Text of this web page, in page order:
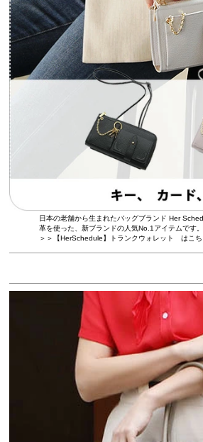
日本の老舗から生まれたバッグブランド Her
革を使った、新ブランドの人気No.1アイテムです。
＞＞【HerSchedule】トランクウォレット はこ